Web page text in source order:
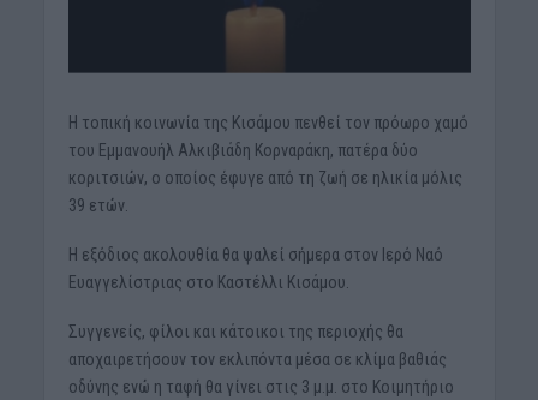
Η τοπική κοινωνία της Κισάμου πενθεί τον πρόωρο χαμό
του Εμμανουήλ Αλκιβιάδη Κορναράκη, πατέρα δύο
κοριτσιών, ο οποίος έφυγε από τη ζωή σε ηλικία μόλις
39 ετών.
Η εξόδιος ακολουθία θα ψαλεί σήμερα στον Ιερό Ναό
Ευαγγελίστριας στο Καστέλλι Κισάμου.
Συγγενείς, φίλοι και κάτοικοι της περιοχής θα
αποχαιρετήσουν τον εκλιπόντα μέσα σε κλίμα βαθιάς
οδύνης ενώ η ταφή θα γίνει στις 3 μ.μ. στο Κοιμητήριο